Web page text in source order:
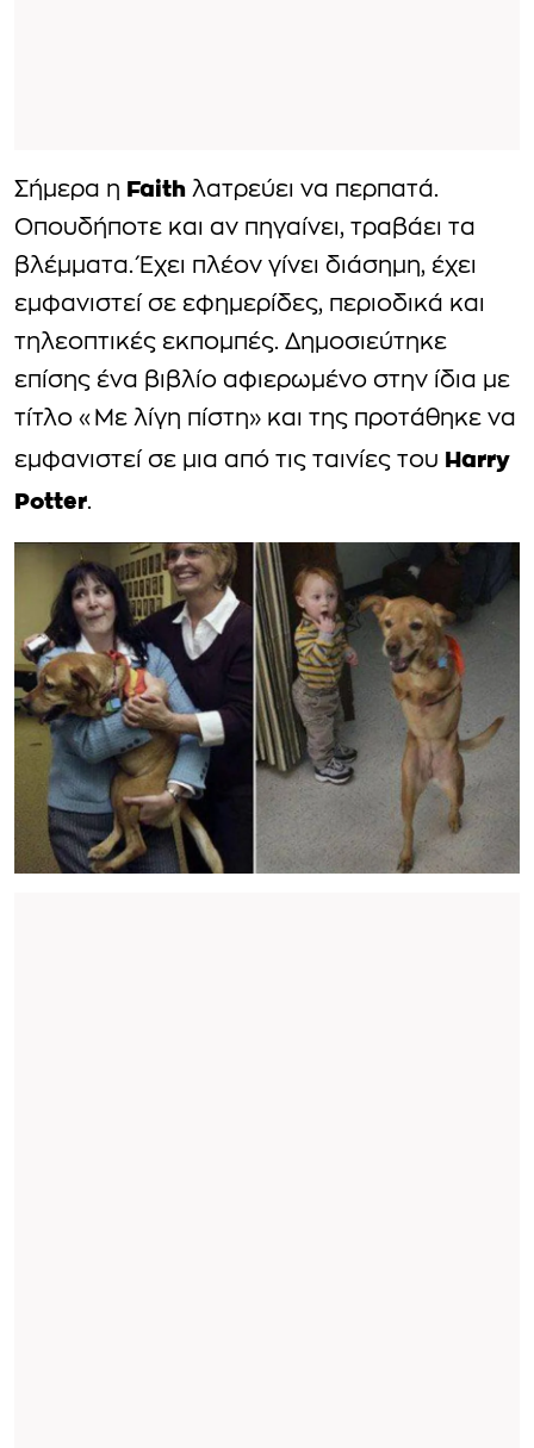
Σήμερα η Faith λατρεύει να περπατά.
Οπουδήποτε και αν πηγαίνει, τραβάει τα
βλέμματα. Έχει πλέον γίνει διάσημη, έχει
εμφανιστεί σε εφημερίδες, περιοδικά και
τηλεοπτικές εκπομπές. Δημοσιεύτηκε
επίσης ένα βιβλίο αφιερωμένο στην ίδια με
τίτλο «Με λίγη πίστη» και της προτάθηκε να
εμφανιστεί σε μια από τις ταινίες του Harry
Potter.